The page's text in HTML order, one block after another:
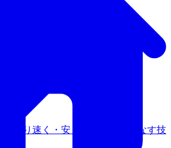
、より速く・安く・省エネでこなす技